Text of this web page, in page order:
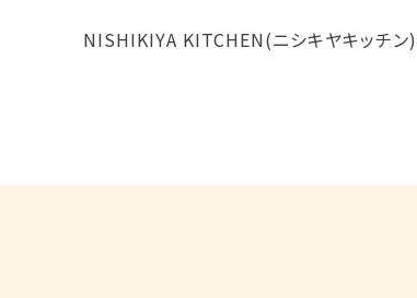
NISHIKIYA KITCHEN(ニシキヤキッチン